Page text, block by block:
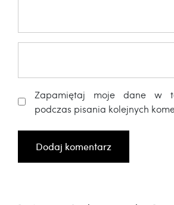
Zapamiętaj moje dane w
podczas pisania kolejnych